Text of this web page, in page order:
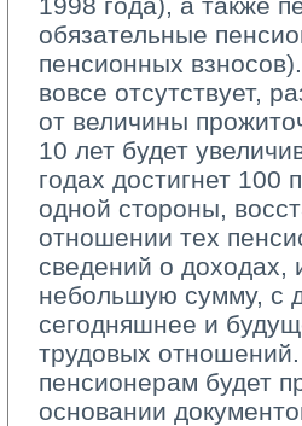
обязательные
пенсионных
вовсе отсутствует,
от величины
10 лет будет
годах достигнет
одной стороны,
отношении тех
сведений о доходах,
небольшую сумму, с
сегодняшнее и
трудовых
пенсионерам будет
основании